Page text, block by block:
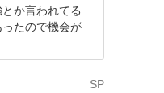
か言われてる
たので機会が
SP